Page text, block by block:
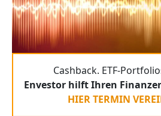
Cashback. ETF-
Envestor hilft Ihren
HIER TERMIN